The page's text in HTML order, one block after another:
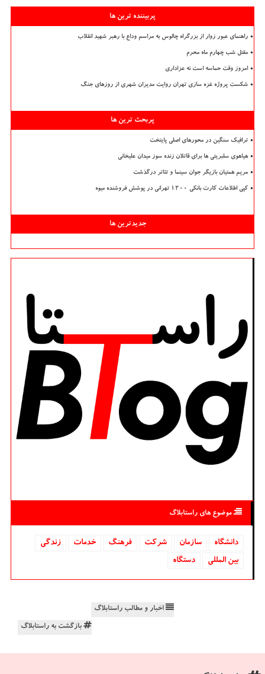
پربیننده ترین ها
راهنمای عبور زوار از بزرگراه چالوس به مراسم وداع با رهبر شهید انقلاب
مقتل شب چهارم ماه محرم
امروز وقت حماسه است نه عزاداری
شکست پروژه غزه سازی تهران روایت مدیران شهری از روزهای جنگ
پربحث ترین ها
ترافیک سنگین در محورهای اصلی پایتخت
هیاهوی سلبریتی ها برای قاتلان زنده سوز میدان علیخانی
مریم همتیان بازیگر جوان سینما و تئاتر درگذشت
کپی اطلاعات کارت بانکی ۱۲۰۰ تهرانی در پوشش فروشنده میوه
جدیدترین ها
موضوع های راستابلاگ
دانشگاه‌ سازمان شركت فرهنگ خدمات
زندگی
بین المللی
دستگاه
اخبار و مطالب راستابلاگ
بازگشت به راستابلاگ